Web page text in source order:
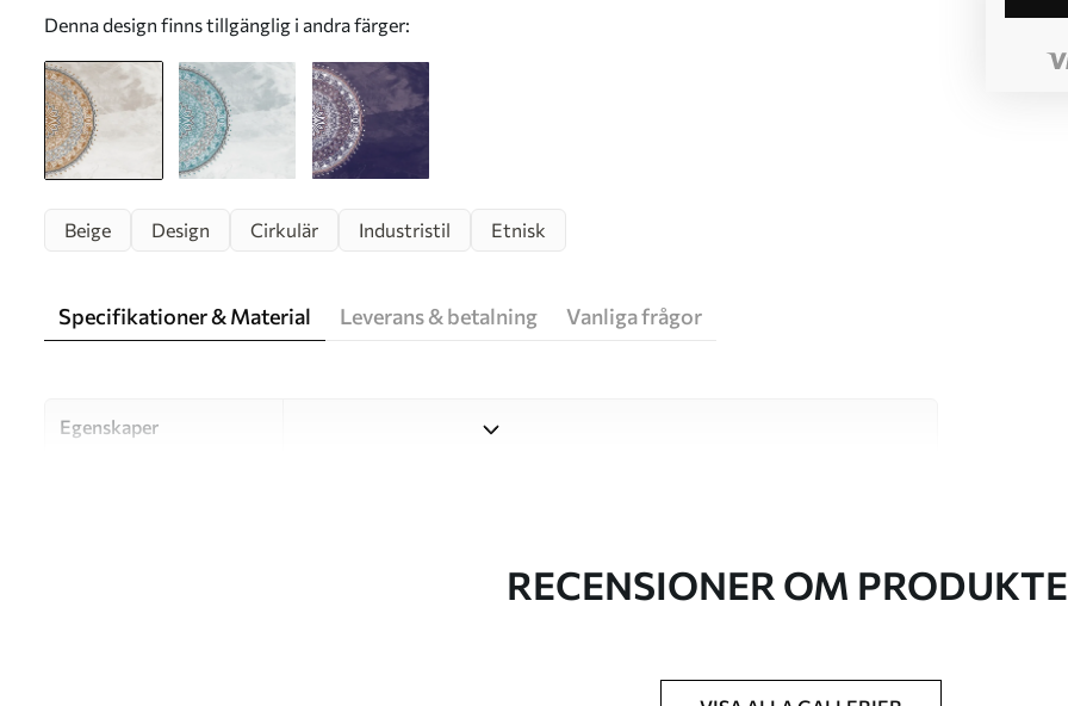
Denna design finns tillgänglig i andra färger:
Beige Design Cirkulär Industristil Etnisk
Specifikationer & Material Leverans & betalning Vanliga frågor
Egenskaper
RECENSIONER OM